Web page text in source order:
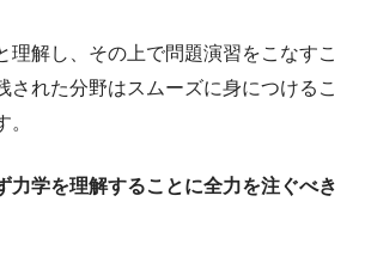
理解し、その上で問題演習をこなすこ
された分野はスムーズに身につけるこ
力学を理解することに全力を注ぐべき